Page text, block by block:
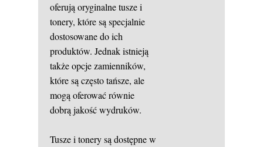
oferują oryginalne tusze i
tonery, które są specjalnie
dostosowane do ich
produktów. Jednak istnieją
także opcje zamienników,
które są często tańsze, ale
mogą oferować równie
dobrą jakość wydruków.
Tusze i tonery są dostępne w